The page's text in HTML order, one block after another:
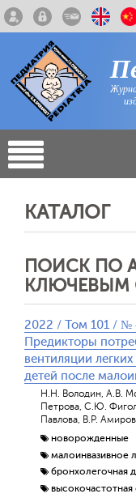
КАТАЛОГ
ПОИСК ПО
КЛЮЧЕВЫМ
2022 / Том 101 / №
Предикторы
вентиляции
детей после
Н.Н. Володин, А.В.
Петрова, С.Ю.
Павлова, В.Р.
новорожденные
малоинвазивное
бронхолегочная